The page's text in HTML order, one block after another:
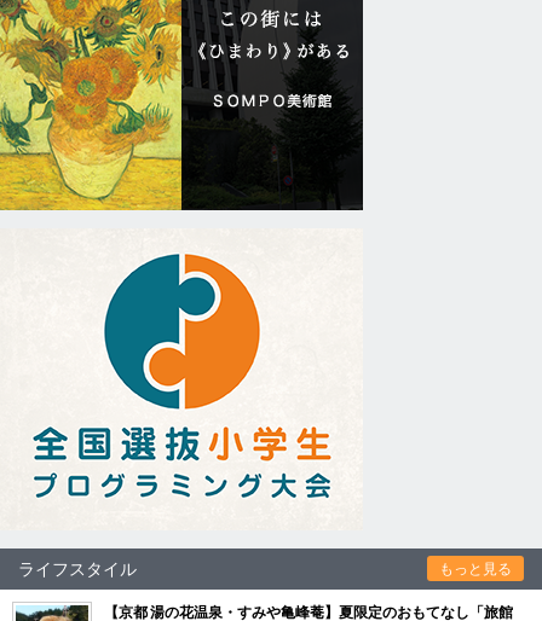
ライフスタイル もっと見る
【京都 湯の花温泉・すみや亀峰菴】夏限定のおもてなし「旅館